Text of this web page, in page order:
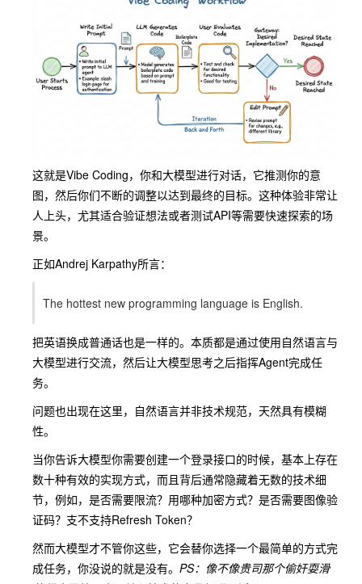
这就是Vibe Coding，你和大模型进行对话，它推测你的意
图，然后你们不断的调整以达到最终的目标。这种体验非常让
人上头，尤其适合验证想法或者测试API等需要快速探索的场
景。
正如Andrej Karpathy所言：
The hottest new programming language is English.
把英语换成普通话也是一样的。本质都是通过使用自然语言与
大模型进行交流，然后让大模型思考之后指挥Agent完成任
务。
问题也出现在这里，自然语言并非技术规范，天然具有模糊
性。
当你告诉大模型你需要创建一个登录接口的时候，基本上存在
数十种有效的实现方式，而且背后通常隐藏着无数的技术细
节，例如，是否需要限流？用哪种加密方式？是否需要图像验
证码？支不支持Refresh Token？
然而大模型才不管你这些，它会替你选择一个最简单的方式完
成任务，你没说的就是没有。 PS：像不像贵司那个偷奸耍滑